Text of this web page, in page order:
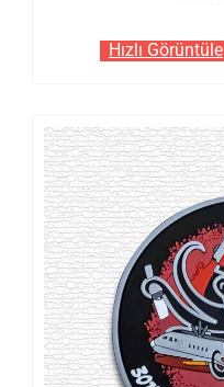
Hızlı Görüntüle